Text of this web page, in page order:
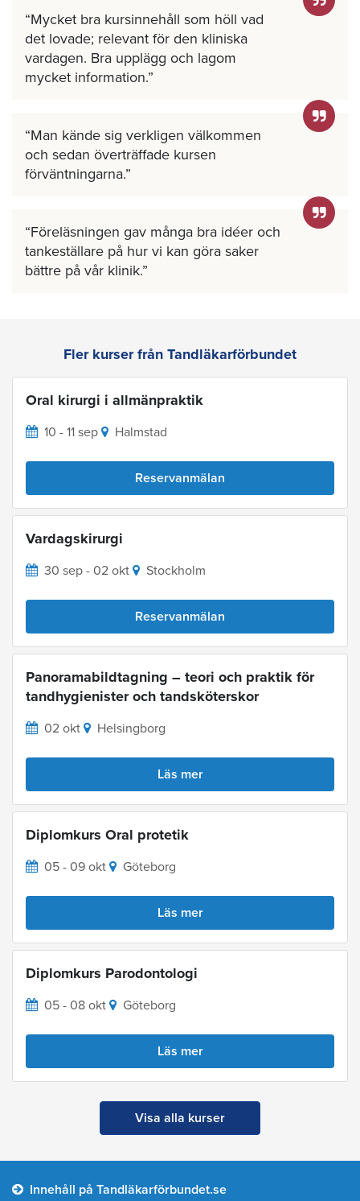
Mycket bra kursinnehåll som höll vad
det lovade; relevant för den kliniska
vardagen. Bra upplägg och lagom
mycket information.
Man kände sig verkligen välkommen
och sedan överträffade kursen
förväntningarna.
Föreläsningen gav många bra idéer och
tankeställare på hur vi kan göra saker
bättre på vår klinik.
Fler kurser från Tandläkarförbundet
Oral kirurgi i allmänpraktik
10 - 11 sep Halmstad
Reservanmälan
Vardagskirurgi
30 sep - 02 okt Stockholm
Reservanmälan
Panoramabildtagning – teori och praktik för
tandhygienister och tandsköterskor
02 okt Helsingborg
Läs mer
Diplomkurs Oral protetik
05 - 09 okt Göteborg
Läs mer
Diplomkurs Parodontologi
05 - 08 okt Göteborg
Läs mer
Visa alla kurser
Innehåll på Tandläkarförbundet.se